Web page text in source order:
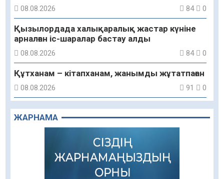
08.08.2026 84 0
Қызылордада халықаралық жастар күніне
арналған іс-шаралар бастау алды
08.08.2026 84 0
Құтханам – кітапханам, жанымды жұтатпаған
08.08.2026 91 0
Құрылыс қарқыны – қала дамуының айғағы
08.08.2026
Зәулім ғимараттарда туған жерді түлеткен
азаматтардың қолтаңбасы бар
ЖАРНАМА